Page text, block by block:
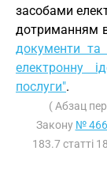
засобами
дотриманням
документи та
електронну
послуги".
( Абзац
Закону №
183.7 статті